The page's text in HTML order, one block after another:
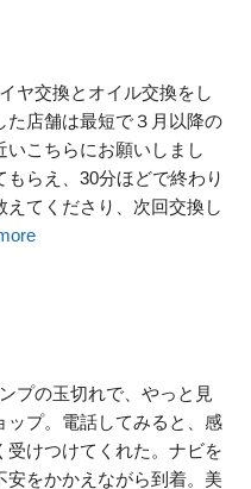
ヤ交換とオイル交換をし
た店舗は最短で３月以降の
こちらにお願いしまし
らえ、30分ほどで終わり
えてくださり、次回交換し
プの玉切れで、やっと見
ップ。電話してみると、感
受けつけてくれた。ナビを
安をかかえながら到着。美